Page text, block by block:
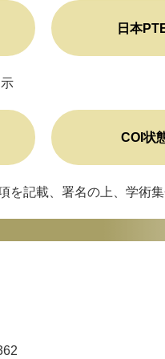
日本
COI状
記載、署名の上、学術